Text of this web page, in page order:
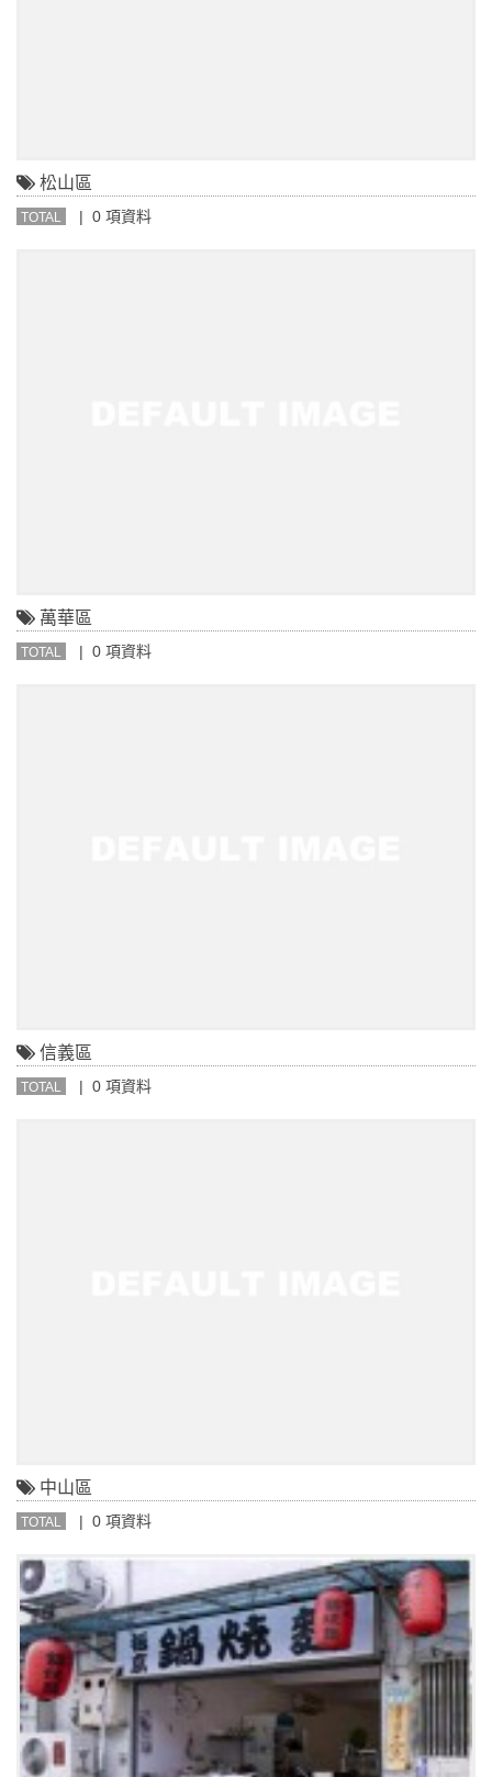
松山區
TOTAL | 0 項資料
萬華區
TOTAL | 0 項資料
信義區
TOTAL | 0 項資料
中山區
TOTAL | 0 項資料